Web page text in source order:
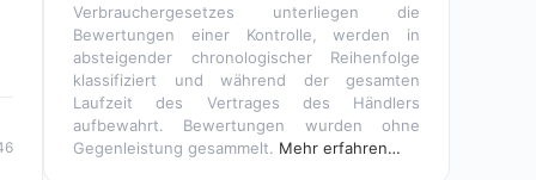
Verbrauchergesetzes unterliegen die
Bewertungen einer Kontrolle, werden in
absteigender chronologischer Reihenfolge
klassifiziert und während der gesamten
Laufzeit des Vertrages des Händlers
aufbewahrt. Bewertungen wurden ohne
Gegenleistung gesammelt. Mehr erfahren…